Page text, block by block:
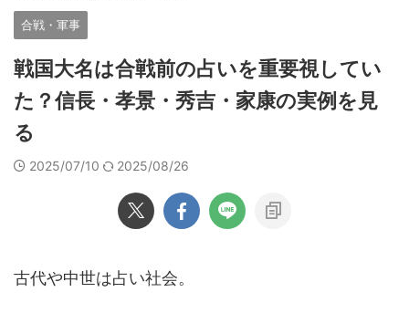
合戦・軍事
戦国大名は合戦前の占いを重要視してい
た？信長・孝景・秀吉・家康の実例を見
る
2025/07/10 2025/08/26
古代や中世は占い社会。